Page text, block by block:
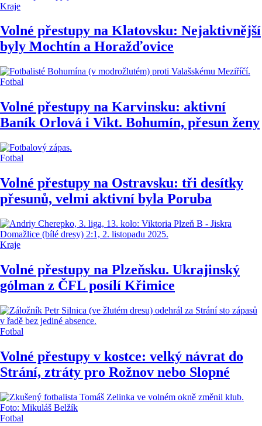
Kraje
Volné přestupy na Klatovsku: Nejaktivnější
byly Mochtín a Horažďovice
Fotbal
Volné přestupy na Karvinsku: aktivní
Baník Orlová i Vikt. Bohumín, přesun ženy
Fotbal
Volné přestupy na Ostravsku: tři desítky
přesunů, velmi aktivní byla Poruba
Kraje
Volné přestupy na Plzeňsku. Ukrajinský
gólman z ČFL posílí Křimice
Fotbal
Volné přestupy v kostce: velký návrat do
Strání, ztráty pro Rožnov nebo Slopné
Fotbal